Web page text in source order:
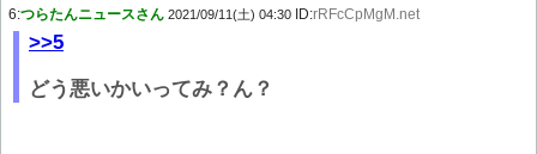
6:つらたんニュースさん 2021/09/11(土) 04:30 ID:rRFcCpMgM.net
>>5
どう悪いかいってみ？ん？